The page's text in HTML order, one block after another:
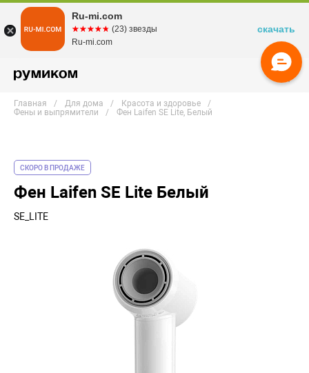
Главная Для дома
Красота и здоровье
Фены и выпрямители
Фен Laifen SE Lite, Белый
СКОРО В ПРОДАЖЕ
Фен Laifen SE Lite Белый
SE_LITE
Ru-mi.com
☆☆☆☆☆
★★★★★ (23) звезды
Ru-mi.com
скачать